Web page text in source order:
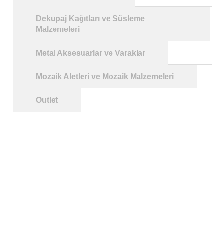
Dekupaj Kağıtları ve Süsleme
Malzemeleri
Metal Aksesuarlar ve Varaklar
Mozaik Aletleri ve Mozaik Malzemeleri
Outlet